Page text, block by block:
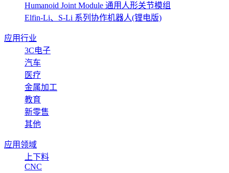
Humanoid Joint Module 通用人形关节模组
Elfin-Li、S-Li 系列协作机器人(锂电版)
应用行业
3C电子
汽车
医疗
金属加工
教育
新零售
其他
应用领域
上下料
CNC